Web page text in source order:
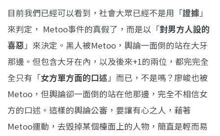
目前我們已經可以看到，社會大眾已經不是用「證據」
來判定， Metoo事件的真假了，而是以「對男方人設的
喜惡」來決定。黑人被Metoo，輿論一面倒的站在大牙
那邊。但包含大牙在內，以及後來+1的兩位，都完完全
全只有「女方單方面的口述」而已，不是嗎？廖峻也被
Metoo，但輿論卻一面倒的站在他那邊，完全不相信女
方的口述。這樣的輿論公審，要讓有心之人，藉著
Metoo運動，去毀掉某個檯面上的人物，簡直是輕而易